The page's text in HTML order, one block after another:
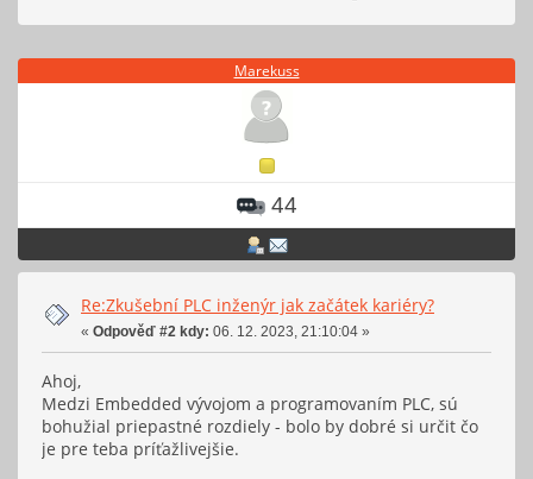
Marekuss
44
Re:Zkušební PLC inženýr jak začátek kariéry?
« Odpověď #2 kdy: 06. 12. 2023, 21:10:04 »
Ahoj,
Medzi Embedded vývojom a programovaním PLC, sú
bohužial priepastné rozdiely - bolo by dobré si určit čo
je pre teba príťažlivejšie.